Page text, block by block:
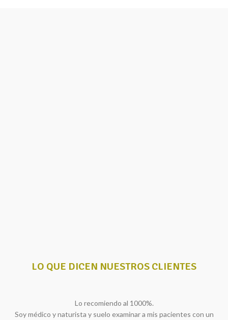
LO QUE DICEN NUESTROS CLIENTES
Lo recomiendo al 1000%.
Soy médico y naturista y suelo examinar a mis pacientes con un